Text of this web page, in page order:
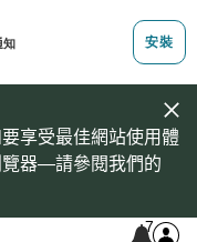
享受最佳網站使用體
覽器—請參閱我們的
7